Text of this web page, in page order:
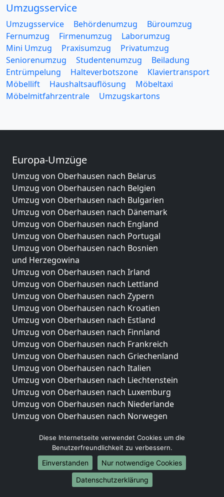
Umzugsservice
Umzugsservice Behördenumzug
Büroumzug
Fernumzug
Firmenumzug
Laborumzug
Mini Umzug
Praxisumzug
Privatumzug
Seniorenumzug
Studentenumzug
Beiladung
Entrümpelung
Halteverbotszone
Klaviertransport
Möbellift
Haushaltsauflösung
Möbeltaxi
Möbelmitfahrzentrale
Umzugskartons
Europa-Umzüge
Umzug von Oberhausen nach Belarus
Umzug von Oberhausen nach Belgien
Umzug von Oberhausen nach Bulgarien
Umzug von Oberhausen nach Dänemark
Umzug von Oberhausen nach England
Umzug von Oberhausen nach Portugal
Umzug von Oberhausen nach Bosnien
und Herzegowina
Umzug von Oberhausen nach Irland
Umzug von Oberhausen nach Lettland
Umzug von Oberhausen nach Zypern
Umzug von Oberhausen nach Kroatien
Umzug von Oberhausen nach Estland
Umzug von Oberhausen nach Finnland
Umzug von Oberhausen nach Frankreich
Umzug von Oberhausen nach Griechenland
Umzug von Oberhausen nach Italien
Umzug von Oberhausen nach Liechtenstein
Umzug von Oberhausen nach Luxemburg
Umzug von Oberhausen nach Niederlande
Umzug von Oberhausen nach Norwegen
Umzüge-Deutschlandweit
Umzug von Oberhausen nach Berlin
Umzug von Oberhausen nach Hamburg
Umzug von Oberhausen nach München
Umzug von Oberhausen nach Köln
Diese Internetseite verwendet Cookies um die
Benutzerfreundlichkeit zu verbessern.
Einverstanden
Nur notwendige Cookies
Datenschutzerklärung